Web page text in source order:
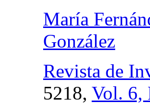
María
González
Revista de
5218, Vol. 6,